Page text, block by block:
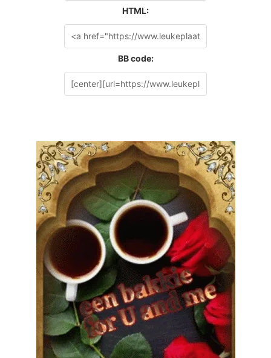
HTML:
BB code: